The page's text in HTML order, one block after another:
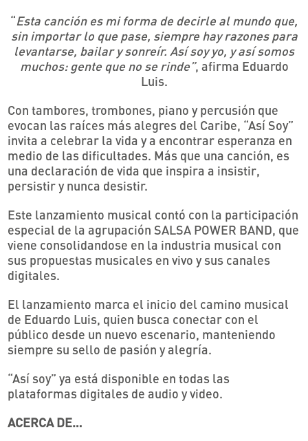
“Esta canción es mi forma de decirle al mundo que,
sin importar lo que pase, siempre hay razones para
levantarse, bailar y sonreír. Así soy yo, y así somos
muchos: gente que no se rinde”, afirma Eduardo
Luis.
Con tambores, trombones, piano y percusión que
evocan las raíces más alegres del Caribe, “Así Soy”
invita a celebrar la vida y a encontrar esperanza en
medio de las dificultades. Más que una canción, es
una declaración de vida que inspira a insistir,
persistir y nunca desistir.
Este lanzamiento musical contó con la participación
especial de la agrupación SALSA POWER BAND, que
viene consolidandose en la industria musical con
sus propuestas musicales en vivo y sus canales
digitales.
El lanzamiento marca el inicio del camino musical
de Eduardo Luis, quien busca conectar con el
público desde un nuevo escenario, manteniendo
siempre su sello de pasión y alegría.
“Así soy” ya está disponible en todas las
plataformas digitales de audio y video.
ACERCA DE…